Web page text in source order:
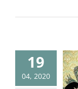
19
04, 2020
imaginaires
peint